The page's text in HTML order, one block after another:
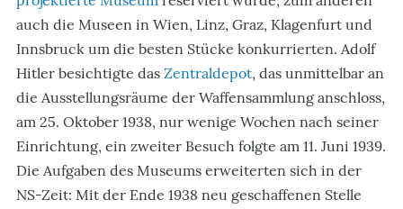
auch die Museen in Wien, Linz, Graz, Klagenfurt und
Innsbruck um die besten Stücke konkurrierten. Adolf
Hitler besichtigte das Zentraldepot, das unmittelbar an
die Ausstellungsräume der Waffensammlung anschloss,
am 25. Oktober 1938, nur wenige Wochen nach seiner
Einrichtung, ein zweiter Besuch folgte am 11. Juni 1939.
Die Aufgaben des Museums erweiterten sich in der
NS-Zeit: Mit der Ende 1938 neu geschaffenen Stelle